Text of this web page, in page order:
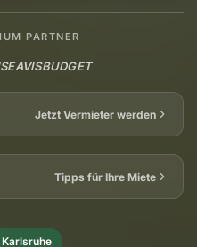
PARTNER
AVISBUDGET
Jetzt Vermieter werden
Tipps für Ihre Miete